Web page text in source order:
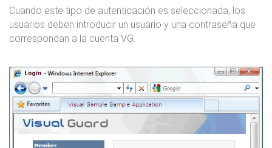
Cuando este tipo de autenticación es seleccionada, los
usuarios deben introducir un usuario y una contraseña que
correspondan a la cuenta VG.